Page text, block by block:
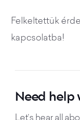
Felkeltettük
kapcsolatba!
Need
Let’s hear all